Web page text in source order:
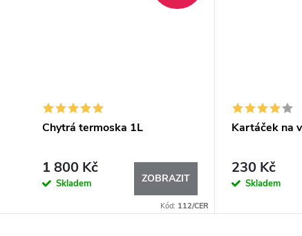
Chytrá termoska 1L
1 800 Kč
Skladem ZOBRAZIT
Kód: 112/CER
Kartáček na
230 Kč
Skladem